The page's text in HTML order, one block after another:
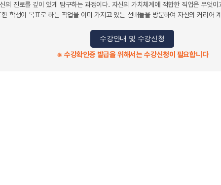
의 진로를 깊이 있게 탐구하는 과정이다. 자신의 가치체계에 적합한 직업은 무엇
학생이 목표로 하는 직업을 이미 가지고 있는 선배들을 방문하여 자신의 커리
수강안내 및 수강신청
※ 수강확인증 발급을 위해서는 수강신청이 필요합니다